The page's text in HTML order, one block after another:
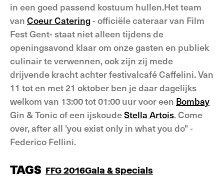
in een goed passend kostuum hullen.Het team
van Coeur Catering- officiële cateraar van Film
Fest Gent- staat niet alleen tijdens de
openingsavond klaar om onze gasten en publiek
culinair te verwennen, ook zijn zij mede
drijvende kracht achter festivalcafé Caffelini. Van
11 tot en met 21 oktober ben je daar dagelijks
welkom van 13:00 tot 01:00 uur voor een Bombay
Gin & Tonic of een ijskoudeStella Artois. Come
over, after all 'you exist only in what you do" -
Federico Fellini.
TAGS FFG 2016Gala & Specials